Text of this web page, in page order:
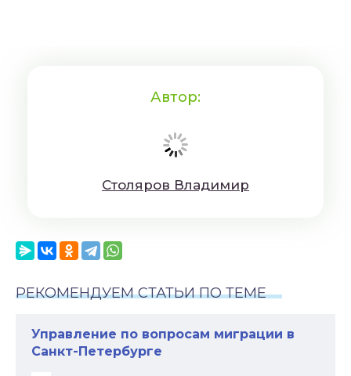
Автор:
Cтoляpoв Влaдимиp
РЕКОМЕНДУЕМ СТАТЬИ ПО ТЕМЕ
Управление по вопросам миграции в
Санкт-Петербурге